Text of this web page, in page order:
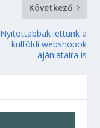
Következő
Nyitottabbak lettünk a
külföldi webshopok
ajánlataira is